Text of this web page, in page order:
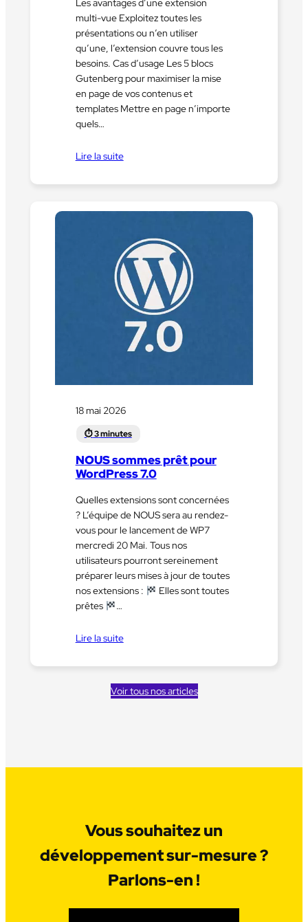
multi-vue Exploitez toutes les
présentations ou n’en utiliser
qu’une, l’extension couvre tous les
besoins. Cas d’usage Les 5 blocs
Gutenberg pour maximiser la mise
en page de vos contenus et
templates Mettre en page n’importe
quels…
Lire la suite
18 mai 2026
NOUS sommes prêt pour
WordPress 7.0
Quelles extensions sont concernées
? L’équipe de NOUS sera au rendez-
vous pour le lancement de WP7
mercredi 20 Mai. Tous nos
utilisateurs pourront sereinement
préparer leurs mises à jour de toutes
nos extensions :
Elles sont toutes
prêtes
…
Lire la suite
Voir tous nos articles
Vous souhaitez un
développement sur-mesure ?
Parlons-en !